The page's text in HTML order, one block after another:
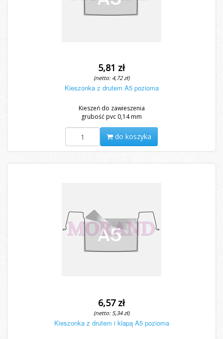
5,81 zł
(netto: 4,72 zł)
Kieszonka z drutem A5 pozioma
Kieszeń do zawieszenia
grubość pvc 0,14 mm
do koszyka
6,57 zł
(netto: 5,34 zł)
Kieszonka z drutem i klapą A5 pozioma